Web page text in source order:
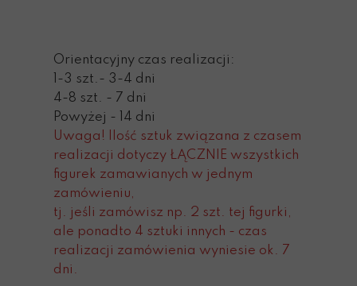
Orientacyjny czas realizacji:
1-3 szt.- 3-4 dni
4-8 szt. - 7 dni
Powyżej - 14 dni
Uwaga! Ilość sztuk związana z czasem
realizacji dotyczy ŁĄCZNIE wszystkich
figurek zamawianych w jednym
zamówieniu,
tj. jeśli zamówisz np. 2 szt. tej figurki,
ale ponadto 4 sztuki innych - czas
realizacji zamówienia wyniesie ok. 7
dni.